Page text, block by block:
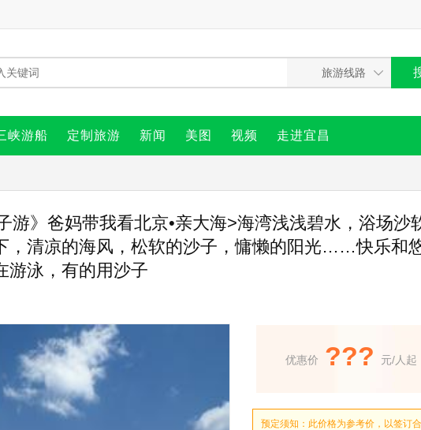
峡游船 定制旅游 新闻 美图 视频 走进宜昌
游》爸妈带我看北京•亲大海>海湾浅浅碧水，浴场
，清凉的海风，松软的沙子，慵懒的阳光……快乐和
游泳，有的用沙子
优惠价 ??? 元/人起
预定须知：此价格为参考价，以签订